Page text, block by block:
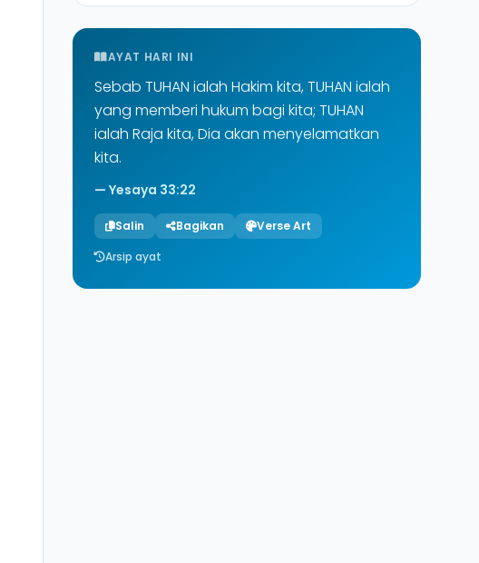
AYAT HARI INI
Sebab TUHAN ialah Hakim kita, TUHAN ialah
yang memberi hukum bagi kita; TUHAN
ialah Raja kita, Dia akan menyelamatkan
kita.
— Yesaya 33:22
Salin Bagikan
Verse Art
Arsip ayat